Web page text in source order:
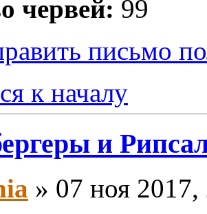
червей: 99
письмо
к началу
и
» 07 ноя 2017,